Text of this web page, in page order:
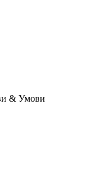
& Умови